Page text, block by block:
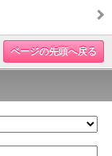
ページの先頭へ戻る